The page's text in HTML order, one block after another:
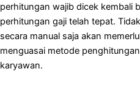
perhitungan wajib dicek kembali
perhitungan gaji telah tepat.
secara manual saja akan
menguasai metode
karyawan.